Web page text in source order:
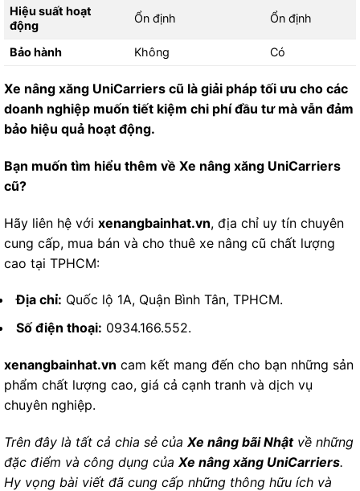
Hiệu suất hoạt
động
Ổn định Ổn định
Bảo hành Không Có
Xe nâng xăng UniCarriers cũ là giải pháp tối ưu cho các
doanh nghiệp muốn tiết kiệm chi phí đầu tư mà vẫn đảm
bảo hiệu quả hoạt động.
Bạn muốn tìm hiểu thêm về Xe nâng xăng UniCarriers
cũ?
Hãy liên hệ với xenangbainhat.vn, địa chỉ uy tín chuyên
cung cấp, mua bán và cho thuê xe nâng cũ chất lượng
cao tại TPHCM:
Địa chỉ: Quốc lộ 1A, Quận Bình Tân, TPHCM.
Số điện thoại: 0934.166.552.
xenangbainhat.vn cam kết mang đến cho bạn những sản
phẩm chất lượng cao, giá cả cạnh tranh và dịch vụ
chuyên nghiệp.
Trên đây là tất cả chia sẻ của Xe nâng bãi Nhậtvề những
đặc điểm và công dụng của Xe nâng xăng UniCarriers.
Hy vọng bài viết đã cung cấp những thông hữu ích và